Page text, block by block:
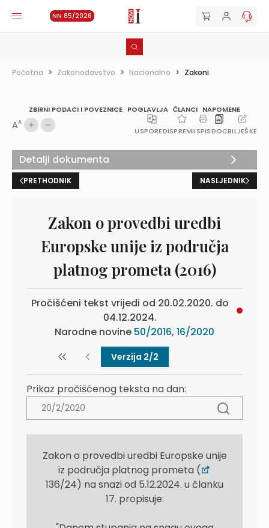
NN 85/2026
Početna > Zakonodavstvo > Nacionalno > Zakoni
ZBIRNI PODACI I POVEZNICE POGLAVLJA ČLANCI NAPOMENE
AA
USPOREDISPREMIISPISDOCBILJEŠKE
PRETHODNIK NASLJEDNIK
Zakon o provedbi uredbi
Europske unije iz područja
platnog prometa (2016)
Pročišćeni tekst vrijedi od 20.02.2020. do
04.12.2024.
Narodne novine 50/2016, 16/2020
Verzija 2/2
Prikaz pročišćenog teksta na dan:
Zakon o provedbi uredbi Europske unije
iz područja platnog prometa (
136/24) na snazi od 5.12.2024. u članku
17. propisuje:
Detalji dokumenta